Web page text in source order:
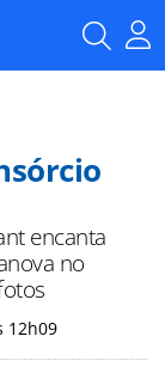
encanta
no
12h09